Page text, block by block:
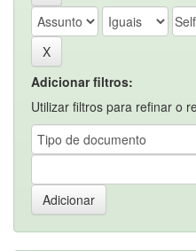
Adicionar filtros:
Utilizar filtros para refinar o